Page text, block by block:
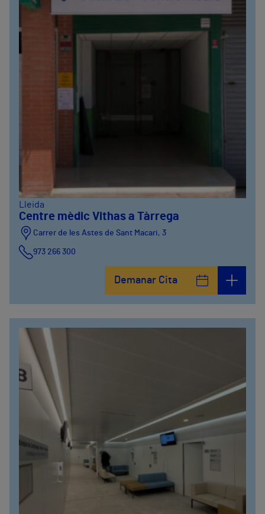
Lleida
Centre mèdic Vithas a Tàrrega
Carrer de les Astes de Sant Macari, 3
973 266 300
Demanar Cita